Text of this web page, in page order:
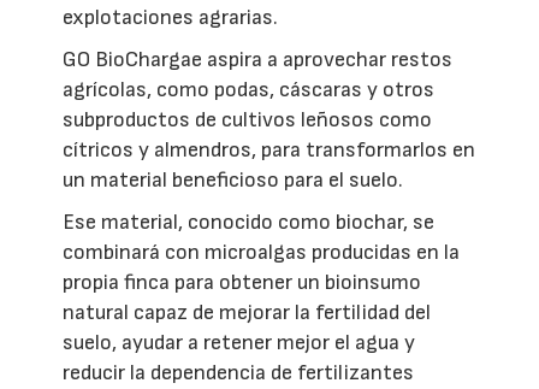
explotaciones agrarias.
GO BioChargae aspira a aprovechar restos
agrícolas, como podas, cáscaras y otros
subproductos de cultivos leñosos como
cítricos y almendros, para transformarlos en
un material beneficioso para el suelo.
Ese material, conocido como biochar, se
combinará con microalgas producidas en la
propia finca para obtener un bioinsumo
natural capaz de mejorar la fertilidad del
suelo, ayudar a retener mejor el agua y
reducir la dependencia de fertilizantes